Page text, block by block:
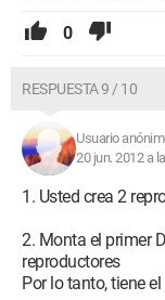
0
RESPUESTA 9 / 10
Usuario
20 jun. 2012 a
1. Usted crea 2
2. Monta el primer
reproductores
Por lo tanto, tiene